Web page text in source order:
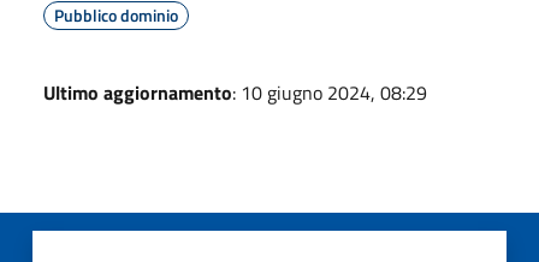
Pubblico dominio
Ultimo aggiornamento: 10 giugno 2024, 08:29